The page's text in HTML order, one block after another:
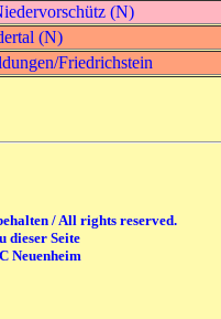
(N)
(N)
Friedrichstein
/ All rights reserved.
dieser Seite
Neuenheim